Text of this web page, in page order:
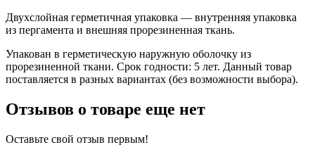
Двухслойная герметичная упаковка — внутренняя упаковка
из пергамента и внешняя прорезиненная ткань.
Упакован в герметическую наружную оболочку из
прорезиненной ткани. Срок годности: 5 лет. Данный товар
поставляется в разных вариантах (без возможности выбора).
Отзывов о товаре еще нет
Оставьте свой отзыв первым!